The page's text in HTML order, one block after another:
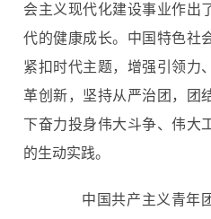
会主义现代化建设事业作出
代的健康成长。中国特色社
紧扣时代主题，增强引领力
革创新，坚持从严治团，团
下奋力投身伟大斗争、伟大
的生动实践。
中国共产主义青年团